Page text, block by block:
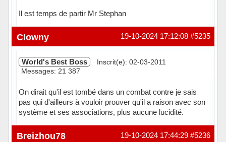
Il est temps de partir Mr Stephan
Hors ligne #5235
19-10-2024 17:12:08
Clowny
World's Best Boss
Inscrit(e): 02-03-2011
Messages: 21 387
On dirait qu'il est tombé dans un combat contre je sais
pas qui d'ailleurs à vouloir prouver qu'il a raison avec son
système et ses associations, plus aucune lucidité.
Hors ligne #5236
19-10-2024 17:44:29
Breizhou78